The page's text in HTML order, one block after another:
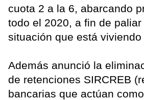
cuota 2 a la 6, abarcando
todo el 2020, a fin de
situación que está viviendo
Además anunció la
de retenciones SIRCREB
bancarias que actúan